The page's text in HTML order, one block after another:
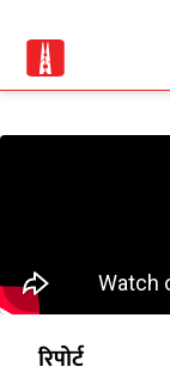
रिपोर्ट